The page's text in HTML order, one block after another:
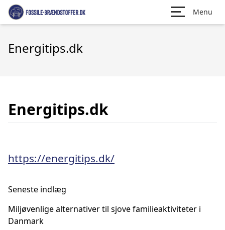
Menu
Energitips.dk
Energitips.dk
https://energitips.dk/
Seneste indlæg
Miljøvenlige alternativer til sjove familieaktiviteter i
Danmark